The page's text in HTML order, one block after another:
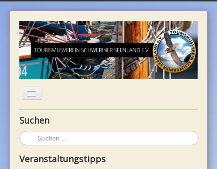
WILLKOMMEN
UNTERKÜNFTE
Suchen
Suchen
...
Veranstaltungstipps